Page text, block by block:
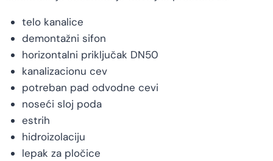
telo kanalice
demontažni sifon
horizontalni priključak DN50
kanalizacionu cev
potreban pad odvodne cevi
noseći sloj poda
estrih
hidroizolaciju
lepak za pločice